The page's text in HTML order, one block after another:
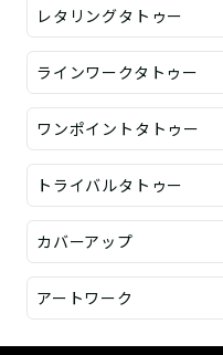
レタリングタトゥー
ラインワークタトゥー
ワンポイントタトゥー
トライバルタトゥー
カバーアップ
アートワーク